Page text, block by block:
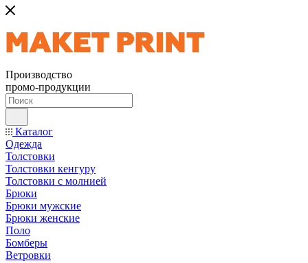
Производство
промо-продукции
Каталог
Одежда
Толстовки
Толстовки кенгуру
Толстовки с молнией
Брюки
Брюки мужские
Брюки женские
Поло
Бомберы
Ветровки